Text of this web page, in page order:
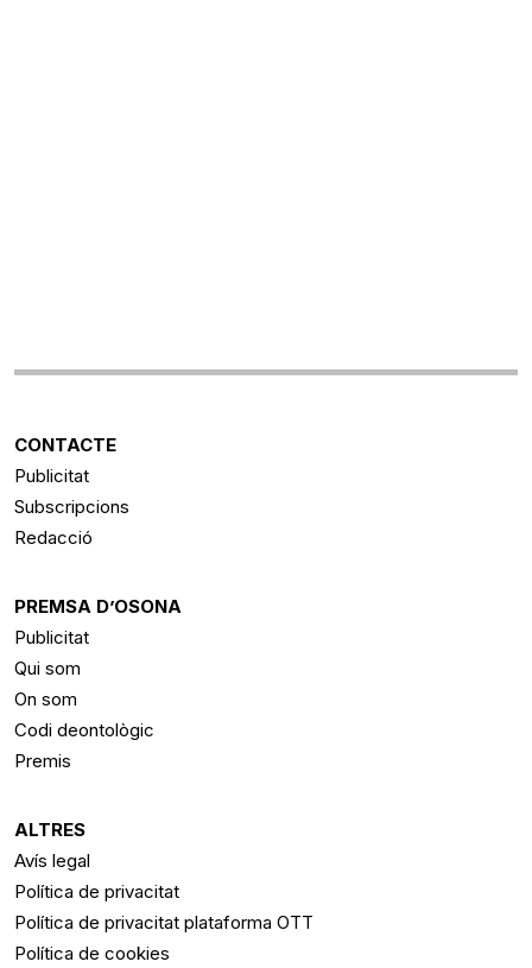
CONTACTE
Publicitat
Subscripcions
Redacció
PREMSA D’OSONA
Publicitat
Qui som
On som
Codi deontològic
Premis
ALTRES
Avís legal
Política de privacitat
Política de privacitat plataforma OTT
Política de cookies